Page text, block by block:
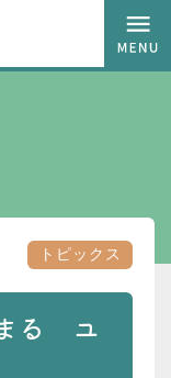
トピックス
る ユ